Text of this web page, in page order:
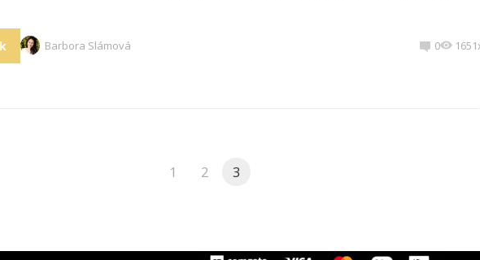
Barbora Slámová 0
1 2 3